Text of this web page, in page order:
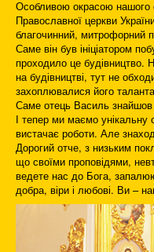
Особливою окрасою нашого
Православної церкви
благочинний, митрофорний
Саме він був ініціатором
проходило це
на будівництві, тут не
захоплювалися його
Саме отець Василь знайшов
І тепер ми маємо унікальну
вистачає роботи. Але
Дорогий отче, з низьким
що своїми проповідями,
ведете нас до Бога,
добра, віри і любові. Ви –